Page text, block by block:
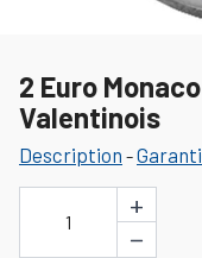
2 Euro
Valentinois
Description -
1
+
−